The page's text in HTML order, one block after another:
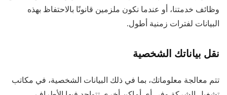
وظائف خدمتنا، أو عندما نكون ملزمين قانونًا بالاحتفاظ بهذه
البيانات لفترات زمنية أطول.
نقل بياناتك الشخصية
تتم معالجة معلوماتك، بما في ذلك البيانات الشخصية، في مكاتب